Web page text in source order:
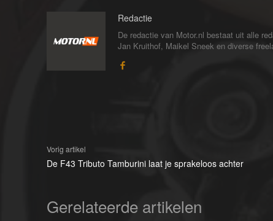
Redactie
De redactie van Motor.nl bestaat uit alle
Jan Kruithof, Maikel Sneek en diverse
Vorig artikel
De F43 Tributo Tamburini laat je sprakeloos achter
Gerelateerde artikelen